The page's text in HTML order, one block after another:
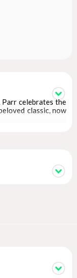
celebrates the
classic, now